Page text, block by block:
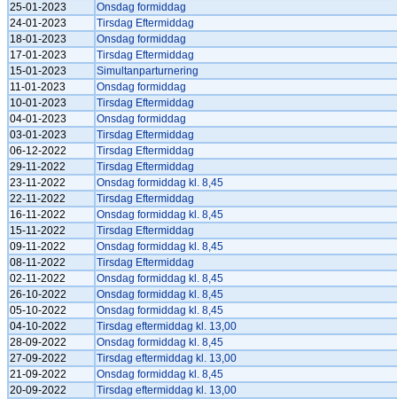
25-01-2023
Onsdag formiddag
24-01-2023
Tirsdag Eftermiddag
18-01-2023
Onsdag formiddag
17-01-2023
Tirsdag Eftermiddag
15-01-2023
Simultanparturnering
11-01-2023
Onsdag formiddag
10-01-2023
Tirsdag Eftermiddag
04-01-2023
Onsdag formiddag
03-01-2023
Tirsdag Eftermiddag
06-12-2022
Tirsdag Eftermiddag
29-11-2022
Tirsdag Eftermiddag
23-11-2022
Onsdag formiddag kl. 8,45
22-11-2022
Tirsdag Eftermiddag
16-11-2022
Onsdag formiddag kl. 8,45
15-11-2022
Tirsdag Eftermiddag
09-11-2022
Onsdag formiddag kl. 8,45
08-11-2022
Tirsdag Eftermiddag
02-11-2022
Onsdag formiddag kl. 8,45
26-10-2022
Onsdag formiddag kl. 8,45
05-10-2022
Onsdag formiddag kl. 8,45
04-10-2022
Tirsdag eftermiddag kl. 13,00
28-09-2022
Onsdag formiddag kl. 8,45
27-09-2022
Tirsdag eftermiddag kl. 13,00
21-09-2022
Onsdag formiddag kl. 8,45
20-09-2022
Tirsdag eftermiddag kl. 13,00